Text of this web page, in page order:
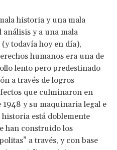
historia y una mala
y a una mala
todavía hoy en día),
humanos era una de
lento pero predestinado
a través de logros
que culminaron en
1948 y su maquinaria legal e
está doblemente
han construido los
a través, y con base